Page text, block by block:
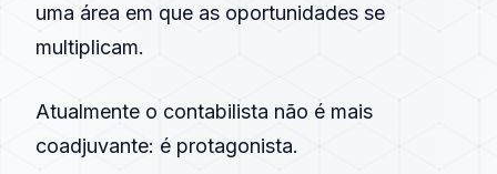
uma área em que as oportunidades se
multiplicam.
Atualmente o contabilista não é mais
coadjuvante: é protagonista.